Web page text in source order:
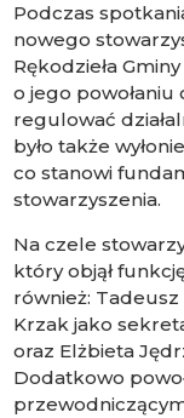
Podczas
nowego
Rękodzieła
o jego
regulować
było także
co stanowi
stowarzyszenia.
Na czele
który objął
również:
Krzak jako
oraz Elżbieta
Dodatkowo